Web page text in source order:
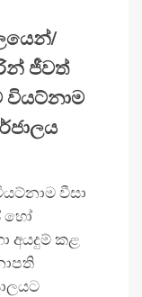
ජීවත්
වියට්නාම
වීසා
හෝ
අයදුම් කළ